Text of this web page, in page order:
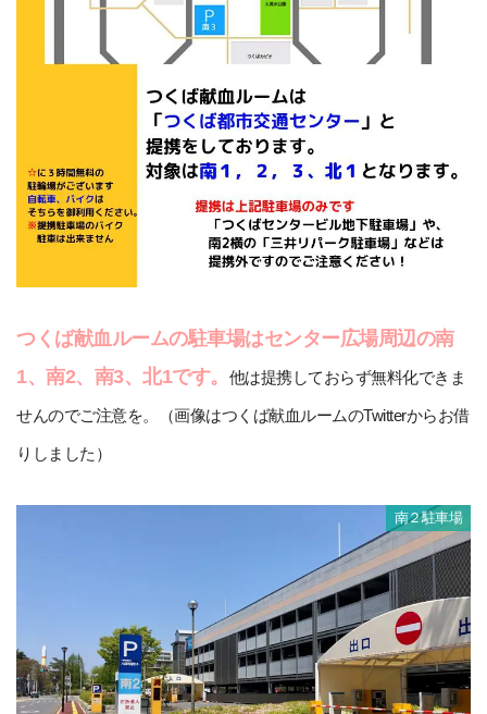
つくば献血ルームの駐車場はセンター広場周辺の南
1、南2、南3、北1です。
他は提携しておらず無料化できま
せんのでご注意を。（画像はつくば献血ルームのTwitterからお借
りしました）
南２駐車場